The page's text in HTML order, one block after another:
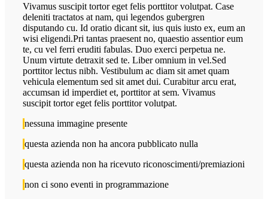
Vivamus suscipit tortor eget felis porttitor volutpat. Case
deleniti tractatos at nam, qui legendos gubergren
disputando cu. Id oratio dicant sit, ius quis iusto ex, eum an
wisi eligendi.Pri tantas praesent no, quaestio assentior eum
te, cu vel ferri eruditi fabulas. Duo exerci perpetua ne.
Unum virtute detraxit sed te. Liber omnium in vel.Sed
porttitor lectus nibh. Vestibulum ac diam sit amet quam
vehicula elementum sed sit amet dui. Curabitur arcu erat,
accumsan id imperdiet et, porttitor at sem. Vivamus
suscipit tortor eget felis porttitor volutpat.
nessuna immagine presente
questa azienda non ha ancora pubblicato nulla
questa azienda non ha ricevuto riconoscimenti/premiazioni
non ci sono eventi in programmazione